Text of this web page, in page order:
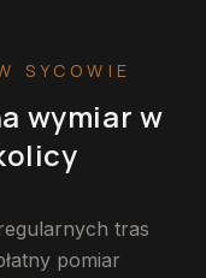
SYCOWIE
wymiar w
tras
pomiar